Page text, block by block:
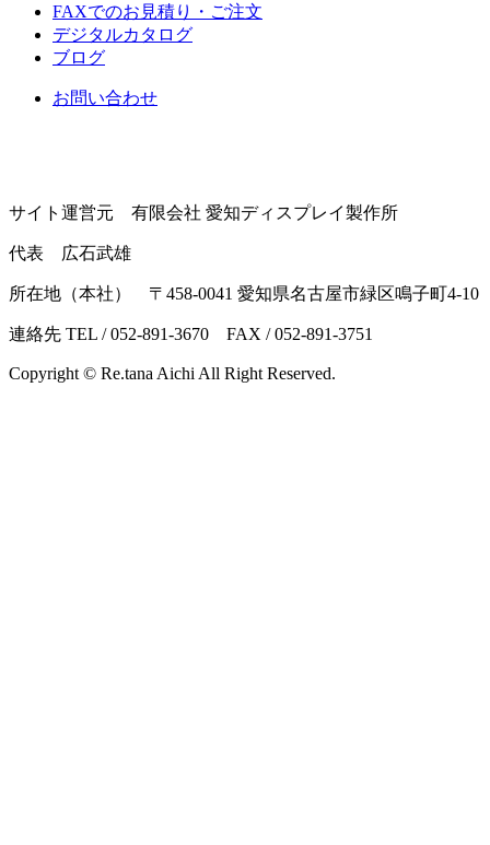
FAXでのお見積り・ご注文
デジタルカタログ
ブログ
お問い合わせ
サイト運営元 有限会社 愛知ディスプレイ製作所
代表 広石武雄
所在地（本社） 〒458-0041 愛知県名古屋市緑区鳴子町4-10
連絡先 TEL / 052-891-3670 FAX / 052-891-3751
Copyright © Re.tana Aichi All Right Reserved.